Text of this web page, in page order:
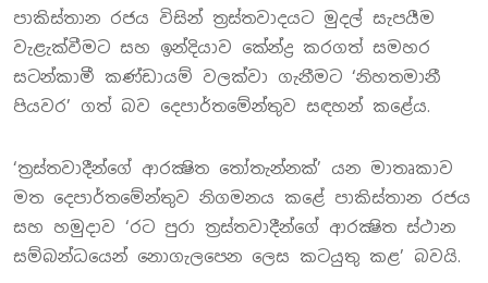
පාකිස්තාන රජය විසින් ත්‍රස්තවාදයට මුදල් සැපයීම
වැළැක්වීමට සහ ඉන්දියාව කේන්ද්‍ර කරගත් සමහර
සටන්කාමී කණ්ඩායම් වලක්වා ගැනීමට ‘නිහතමානී
පියවර’ ගත් බව දෙපාර්තමේන්තුව සඳහන් කළේය.
‘ත්‍රස්තවාදීන්ගේ ආරක්‍ෂිත තෝතැන්නක්’ යන මාතෘකාව
මත දෙපාර්තමේන්තුව නිගමනය කළේ පාකිස්තාන රජය
සහ හමුදාව ‘රට පුරා ත්‍රස්තවාදීන්ගේ ආරක්‍ෂිත ස්ථාන
සම්බන්ධයෙන් නොගැලපෙන ලෙස කටයුතු කළ’ බවයි.